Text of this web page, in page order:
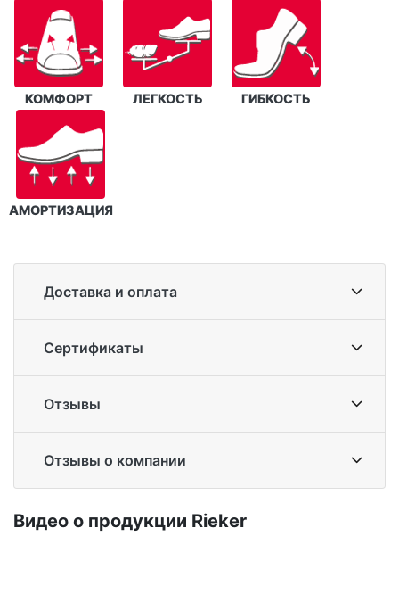
КОМФОРТ ЛЕГКОСТЬ ГИБКОСТЬ
АМОРТИЗАЦИЯ
Доставка и оплата
Сертификаты
Отзывы
Отзывы о компании
Ви­део о про­дук­ции Ri­eker